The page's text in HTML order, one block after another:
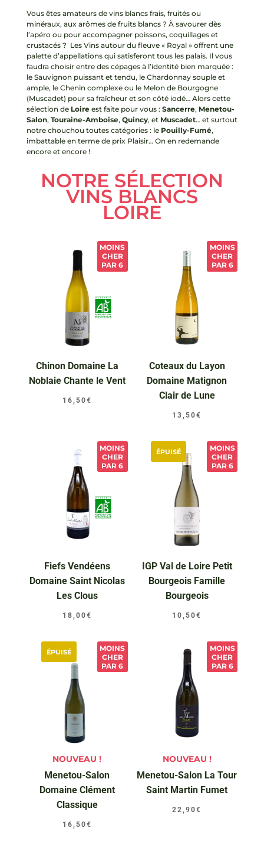
Vous êtes amateurs de vins blancs frais, fruités ou
minéraux, aux arômes de fruits blancs ? À savourer dès
l’apéro ou pour accompagner poissons, coquillages et
crustacés ? Les Vins autour du fleuve « Royal » offrent une
palette d’appellations qui satisferont tous les palais. Il vous
faudra choisir entre des cépages à l’identité bien marquée :
le Sauvignon puissant et tendu, le Chardonnay souple et
ample, le Chenin complexe ou le Melon de Bourgogne
(Muscadet) pour sa fraîcheur et son côté iodé… Alors cette
sélection de Loireest faite pour vous : Sancerre, Menetou-
Salon, Touraine-Amboise, Quincy, et Muscadet… et surtout
notre chouchou toutes catégories : le Pouilly-Fumé,
imbattable en terme de prix Plaisir… On en redemande
encore et encore !
NOTRE SÉLECTION
VINS BLANCS
LOIRE
MOINS
CHER
PAR 6
Chinon Domaine La
Noblaie Chante le Vent
16,50€
MOINS
CHER
PAR 6
Coteaux du Layon
Domaine Matignon
Clair de Lune
13,50€
MOINS
CHER
PAR 6
Fiefs Vendéens
Domaine Saint Nicolas
Les Clous
18,00€
MOINS
CHER
PAR 6
ÉPUISÉ
IGP Val de Loire Petit
Bourgeois Famille
Bourgeois
10,50€
MOINS
CHER
PAR 6
ÉPUISÉ
NOUVEAU !
Menetou-Salon
Domaine Clément
Classique
16,50€
MOINS
CHER
PAR 6
NOUVEAU !
Menetou-Salon La Tour
Saint Martin Fumet
22,90€